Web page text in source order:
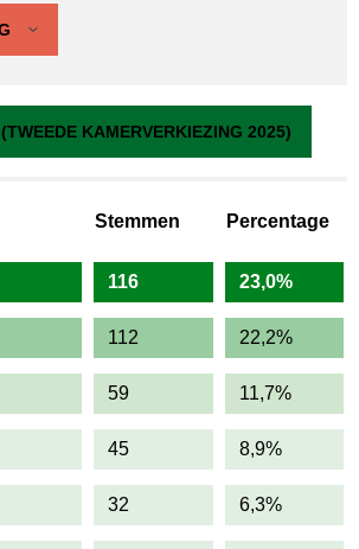
Crooswijk
KAMERVERKIEZING 2025)
Stemmen Percentage
116 23,0%
112 22,2%
59 11,7%
45 8,9%
32 6,3%